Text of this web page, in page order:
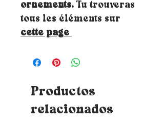
ornements. Tu trouveras
tous les éléments sur
cette page
Productos
relacionados